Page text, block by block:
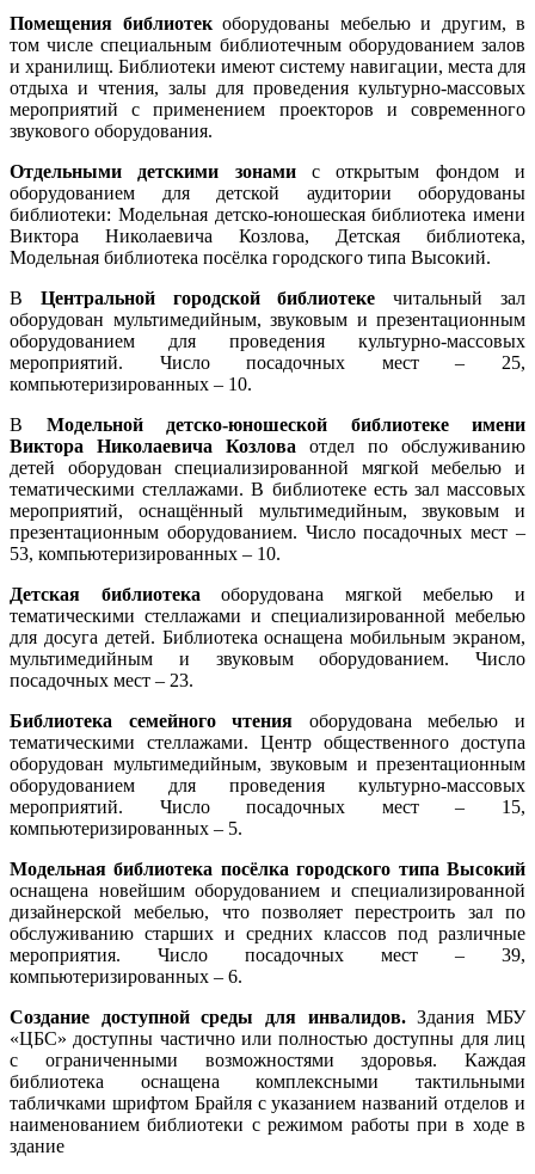
Помещения библиотек оборудованы мебелью и другим, в
том числе специальным библиотечным оборудованием залов
и хранилищ. Библиотеки имеют систему навигации, места для
отдыха и чтения, залы для проведения культурно-массовых
мероприятий с применением проекторов и современного
звукового оборудования.
Отдельными детскими зонамис открытым фондом и
оборудованием для детской аудитории оборудованы
библиотеки: Модельная детско-юношеская библиотека имени
Виктора Николаевича Козлова, Детская библиотека,
Модельная библиотека посёлка городского типа Высокий.
В Центральной городской библиотекечитальный зал
оборудован мультимедийным, звуковым и презентационным
оборудованием для проведения культурно-массовых
мероприятий. Число посадочных мест – 25,
компьютеризированных – 10.
В Модельной детско-юношеской библиотеке имени
Виктора Николаевича Козлова отдел по обслуживанию
детей оборудован специализированной мягкой мебелью и
тематическими стеллажами. В библиотеке есть зал массовых
мероприятий, оснащённый мультимедийным, звуковым и
презентационным оборудованием. Число посадочных мест –
53, компьютеризированных – 10.
Детская библиотекаоборудована мягкой мебелью и
тематическими стеллажами и специализированной мебелью
для досуга детей. Библиотека оснащена мобильным экраном,
мультимедийным и звуковым оборудованием. Число
посадочных мест – 23.
Библиотека семейного чтения оборудована мебелью и
тематическими стеллажами. Центр общественного доступа
оборудован мультимедийным, звуковым и презентационным
оборудованием для проведения культурно-массовых
мероприятий. Число посадочных мест – 15,
компьютеризированных – 5.
Модельная библиотека посёлка городского типа Высокий
оснащена новейшим оборудованием и специализированной
дизайнерской мебелью, что позволяет перестроить зал по
обслуживанию старших и средних классов под различные
мероприятия. Число посадочных мест – 39,
компьютеризированных – 6.
Создание доступной среды для инвалидов.Здания МБУ
«ЦБС» доступны частично или полностью доступны для лиц
с ограниченными возможностями здоровья. Каждая
библиотека оснащена комплексными тактильными
табличками шрифтом Брайля с указанием названий отделов и
наименованием библиотеки с режимом работы при в ходе в
здание